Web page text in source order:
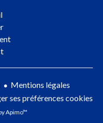
Mentions légales
ses préférences cookies
Apimo™